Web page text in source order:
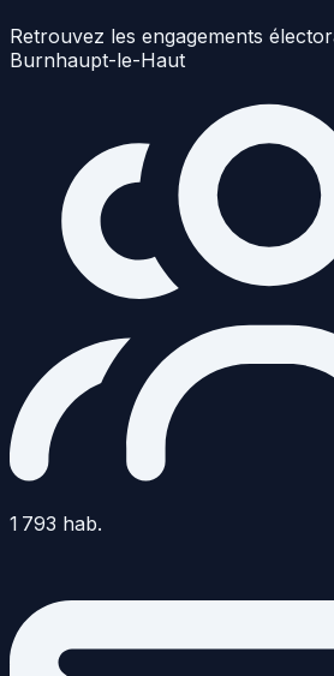
Retrouvez les engagements
Burnhaupt-le-Haut
1 793 hab.